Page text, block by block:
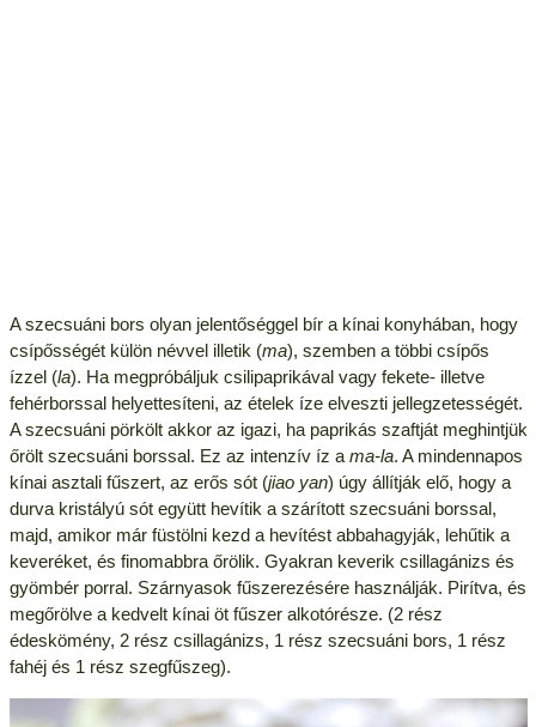
A szecsuáni bors olyan jelentőséggel bír a kínai konyhában, hogy
csípősségét külön névvel illetik (ma), szemben a többi csípős
ízzel (la). Ha megpróbáljuk csilipaprikával vagy fekete- illetve
fehérborssal helyettesíteni, az ételek íze elveszti jellegzetességét.
A szecsuáni pörkölt akkor az igazi, ha paprikás szaftját meghintjük
őrölt szecsuáni borssal. Ez az intenzív íz a ma-la. A mindennapos
kínai asztali fűszert, az erős sót (jiao yan) úgy állítják elő, hogy a
durva kristályú sót együtt hevítik a szárított szecsuáni borssal,
majd, amikor már füstölni kezd a hevítést abbahagyják, lehűtik a
keveréket, és finomabbra őrölik. Gyakran keverik csillagánizs és
gyömbér porral. Szárnyasok fűszerezésére használják. Pirítva, és
megőrölve a kedvelt kínai öt fűszer alkotórésze. (2 rész
édeskömény, 2 rész csillagánizs, 1 rész szecsuáni bors, 1 rész
fahéj és 1 rész szegfűszeg).